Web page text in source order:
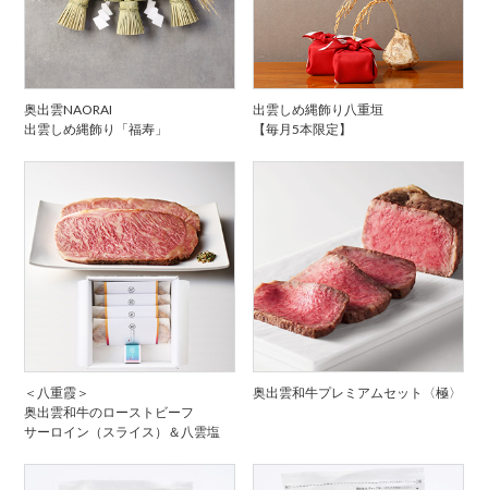
奥出雲NAORAI
出雲しめ縄飾り「福寿」
出雲しめ縄飾り八重垣
【毎月5本限定】
＜八重霞＞
奥出雲和牛のローストビーフ
サーロイン（スライス）＆八雲塩
奥出雲和牛プレミアムセット〈極〉